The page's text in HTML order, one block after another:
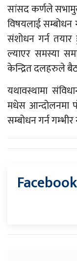
सांसद कर्णले
विषयलाई सम्बोधन
संशोधन गर्न
ल्याएर समस्या
केन्द्रित दलहरुले
यथावस्थामा
मधेस आन्दोलनमा
सम्बोधन गर्न